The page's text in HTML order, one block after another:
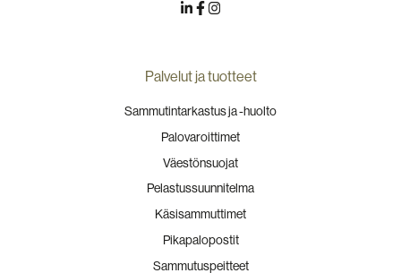
Palvelut ja tuotteet
Sammutintarkastus ja -huolto
Palovaroittimet
Väestönsuojat
Pelastussuunnitelma
Käsisammuttimet
Pikapalopostit
Sammutuspeitteet